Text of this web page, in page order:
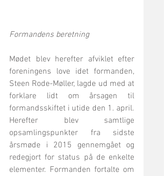
Formandens beretning
Mødet blev herefter afviklet efter
foreningens love idet formanden,
Steen Rode-Møller, lagde ud med at
forklare lidt om årsagen til
formandsskiftet i utide den 1. april.
Herefter blev samtlige
opsamlingspunkter fra sidste
årsmøde i 2015 gennemgået og
redegjort for status på de enkelte
elementer. Formanden fortalte om